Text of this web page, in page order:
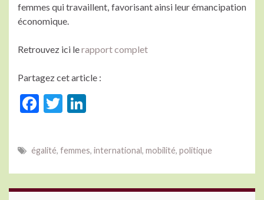
femmes qui travaillent, favorisant ainsi leur émancipation
économique.
Retrouvez ici lerapport complet
Partagez cet article :
F
e
b
o
T
itt
er
ke
dI
n
égalité, femmes, international, mobilité, politique